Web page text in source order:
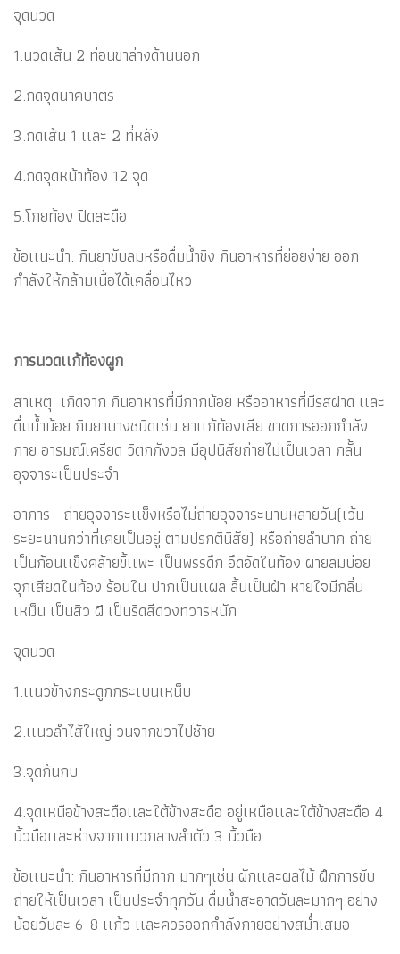
จุดนวด
1.นวดเส้น 2 ท่อนขาล่างด้านนอก
2.กดจุดนาคบาตร
3.กดเส้น 1 เเละ 2 ที่หลัง
4.กดจุดหน้าท้อง 12 จุด
5.โกยท้อง ปิดสะดือ
ข้อเเนะนำ: กินยาขับลมหรือดื่มน้ำขิง กินอาหารที่ย่อยง่าย ออก
กำลังให้กล้ามเนื้อได้เคลื่อนไหว
การนวดเเก้ท้องผูก
สาเหตุ เกิดจาก กินอาหารที่มีกากน้อย หรืออาหารที่มีรสฝาด เเละ
ดื่มน้ำน้อย กินยาบางชนิดเช่น ยาเเก้ท้องเสีย ขาดการออกกำลัง
กาย อารมณ์เครียด วิตกกังวล มีอุปนิสัยถ่ายไม่เป็นเวลา กลั้น
อุจจาระเป็นประจำ
อาการ ถ่ายอุจจาระเเข็งหรือไม่ถ่ายอุจจาระนานหลายวัน(เว้น
ระยะนานกว่าที่เคยเป็นอยู่ ตามปรกตินิสัย) หรือถ่ายลำบาก ถ่าย
เป็นก้อนเเข็งคล้ายขี้เเพะ เป็นพรรดึก อึดอัดในท้อง ผายลมบ่อย
จุกเสียดในท้อง ร้อนใน ปากเป็นเเผล ลิ้นเป็นฝ้า หายใจมีกลิ่น
เหม็น เป็นสิว ฝี เป็นริดสีดวงทวารหนัก
จุดนวด
1.เเนวข้างกระดูกกระเบนเหน็บ
2.เเนวลำไส้ใหญ่ วนจากขวาไปซ้าย
3.จุดก้นกบ
4.จุดเหนือข้างสะดือเเละใต้ข้างสะดือ อยู่เหนือเเละใต้ข้างสะดือ 4
นิ้วมือเเละห่างจากเเนวกลางลำตัว 3 นิ้วมือ
ข้อเเนะนำ: กินอาหารที่มีกาก มากๆเช่น ผักเเละผลไม้ ฝึกการขับ
ถ่ายให้เป็นเวลา เป็นประจำทุกวัน ดื่มน้ำสะอาดวันละมากๆ อย่าง
น้อยวันละ 6-8 เเก้ว เเละควรออกกำลังกายอย่างสม่ำเสมอ